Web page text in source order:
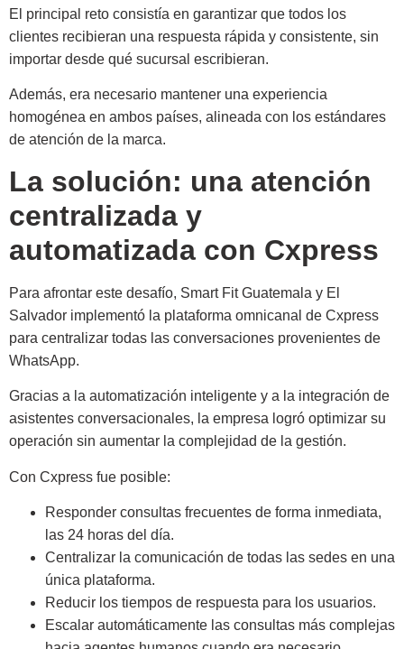
El principal reto consistía en garantizar que todos los
clientes recibieran una respuesta rápida y consistente, sin
importar desde qué sucursal escribieran.
Además, era necesario mantener una experiencia
homogénea en ambos países, alineada con los estándares
de atención de la marca.
La solución: una atención
centralizada y
automatizada con Cxpress
Para afrontar este desafío, Smart Fit Guatemala y El
Salvador implementó la plataforma omnicanal de Cxpress
para centralizar todas las conversaciones provenientes de
WhatsApp.
Gracias a la automatización inteligente y a la integración de
asistentes conversacionales, la empresa logró optimizar su
operación sin aumentar la complejidad de la gestión.
Con Cxpress fue posible:
Responder consultas frecuentes de forma inmediata,
las 24 horas del día.
Centralizar la comunicación de todas las sedes en una
única plataforma.
Reducir los tiempos de respuesta para los usuarios.
Escalar automáticamente las consultas más complejas